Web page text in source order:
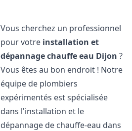
Vous cherchez un professionnel
pour votre installation et
dépannage chauffe eau Dijon ?
Vous êtes au bon endroit ! Notre
équipe de plombiers
expérimentés est spécialisée
dans l'installation et le
dépannage de chauffe-eau dans